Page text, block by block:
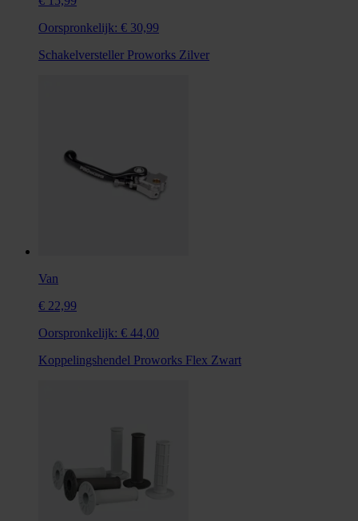
Oorspronkelijk: € 30,99
Schakelversteller Proworks Zilver
Van
€ 22,99
Oorspronkelijk: € 44,00
Koppelingshendel Proworks Flex Zwart